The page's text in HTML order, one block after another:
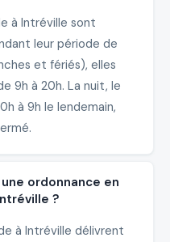
à Intréville sont
leur période de
et fériés), elles
9h à 20h. La nuit, le
à 9h le lendemain,
ordonnance en
?
à Intréville délivrent